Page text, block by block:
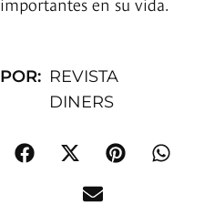
POR: REVISTA
DINERS